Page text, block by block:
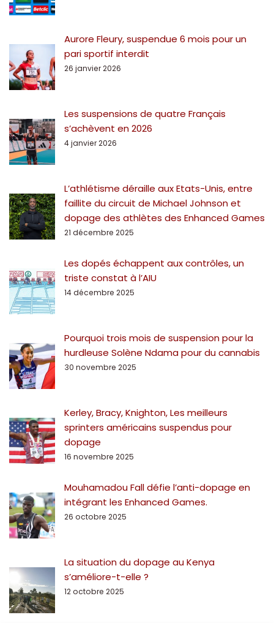
Aurore Fleury, suspendue 6 mois pour un
pari sportif interdit
26 janvier 2026
Les suspensions de quatre Français
s’achèvent en 2026
4 janvier 2026
L’athlétisme déraille aux Etats-Unis, entre
faillite du circuit de Michael Johnson et
dopage des athlètes des Enhanced Games
21 décembre 2025
Les dopés échappent aux contrôles, un
triste constat à l’AIU
14 décembre 2025
Pourquoi trois mois de suspension pour la
hurdleuse Solène Ndama pour du cannabis
30 novembre 2025
Kerley, Bracy, Knighton, Les meilleurs
sprinters américains suspendus pour
dopage
16 novembre 2025
Mouhamadou Fall défie l’anti-dopage en
intégrant les Enhanced Games.
26 octobre 2025
La situation du dopage au Kenya
s’améliore-t-elle ?
12 octobre 2025